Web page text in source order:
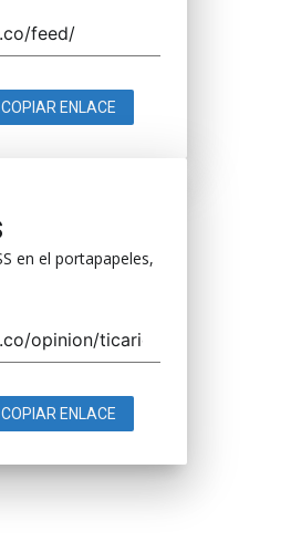
COPIAR ENLACE
en el portapapeles,
COPIAR ENLACE